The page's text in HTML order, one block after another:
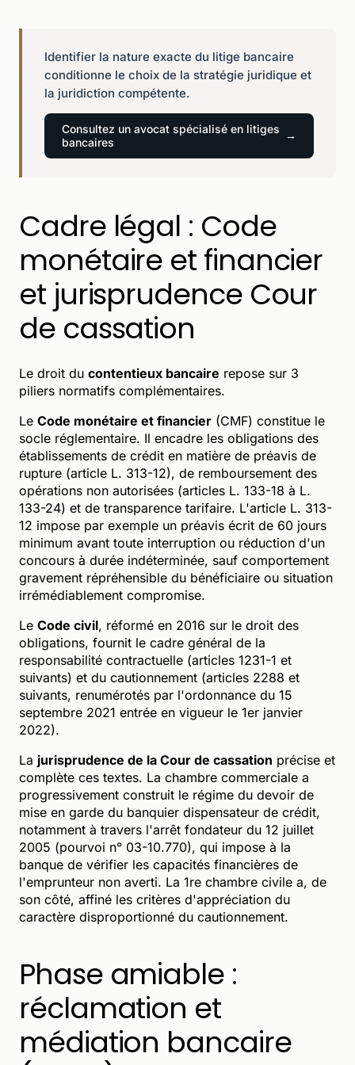
Identifier la nature exacte du litige bancaire
conditionne le choix de la stratégie juridique et
la juridiction compétente.
Consultez un avocat spécialisé en litiges
bancaires
Cadre légal : Code
monétaire et financier
et jurisprudence Cour
de cassation
Le droit du contentieux bancaire repose sur 3
piliers normatifs complémentaires.
Le Code monétaire et financier (CMF) constitue le
socle réglementaire. Il encadre les obligations des
établissements de crédit en matière de préavis de
rupture (article L. 313-12), de remboursement des
opérations non autorisées (articles L. 133-18 à L.
133-24) et de transparence tarifaire. L'article L. 313-
12 impose par exemple un préavis écrit de 60 jours
minimum avant toute interruption ou réduction d'un
concours à durée indéterminée, sauf comportement
gravement répréhensible du bénéficiaire ou situation
irrémédiablement compromise.
Le Code civil, réformé en 2016 sur le droit des
obligations, fournit le cadre général de la
responsabilité contractuelle (articles 1231-1 et
suivants) et du cautionnement (articles 2288 et
suivants, renumérotés par l'ordonnance du 15
septembre 2021 entrée en vigueur le 1er janvier
2022).
La jurisprudence de la Cour de cassation précise et
complète ces textes. La chambre commerciale a
progressivement construit le régime du devoir de
mise en garde du banquier dispensateur de crédit,
notamment à travers l'arrêt fondateur du 12 juillet
2005 (pourvoi n° 03-10.770), qui impose à la
banque de vérifier les capacités financières de
l'emprunteur non averti. La 1re chambre civile a, de
son côté, affiné les critères d'appréciation du
caractère disproportionné du cautionnement.
Phase amiable :
réclamation et
médiation bancaire